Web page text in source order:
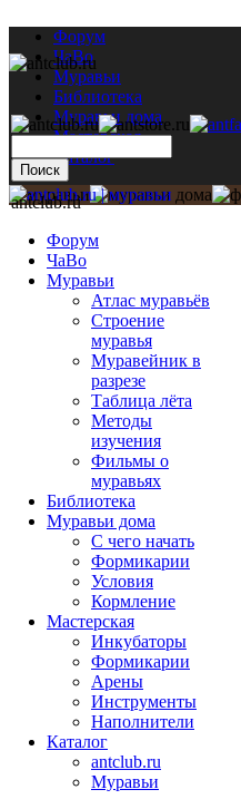
Форум
ЧаВо
Муравьи
Библиотека
Муравьи дома
Мастерская
Каталог
antclub.ru
Форум
ЧаВо
Муравьи
Атлас муравьёв
Строение
муравья
Муравейник в
разрезе
Таблица лёта
Методы
изучения
Фильмы о
муравьях
Библиотека
Муравьи дома
С чего начать
Формикарии
Условия
Кормление
Мастерская
Инкубаторы
Формикарии
Арены
Инструменты
Наполнители
Каталог
antclub.ru
Муравьи